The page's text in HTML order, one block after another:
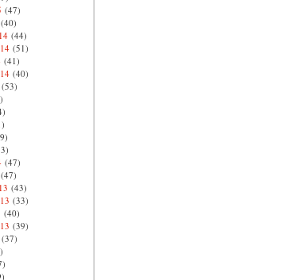
(47)
(40)
(44)
(51)
(41)
(40)
(47)
(43)
(33)
(40)
(39)
(37)